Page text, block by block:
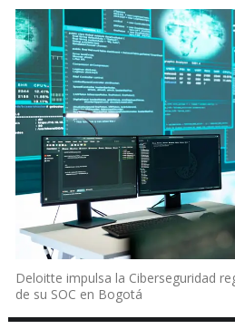
Deloitte impulsa la Ciberseguridad
de su SOC en Bogotá